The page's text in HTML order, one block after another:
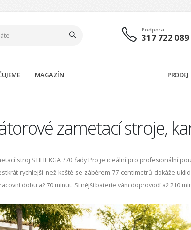
Podpora
317 722 089
MAGAZÍN PRODEJ
zametací stroje,
stroj STIHL KGA 770 řady Pro je ideální pro profesionální
rychlejší než koště se záběrem 77 centimetrů dokáže
dobu až 70 minut. Silnější baterie vám doprovodí až 210